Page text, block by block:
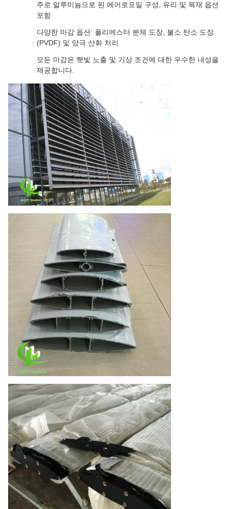
주로 알루미늄으로 된 에어로포일 구성, 유리 및 목재 옵션
포함
다양한 마감 옵션: 폴리에스터 분체 도장, 불소 탄소 도장
(PVDF) 및 양극 산화 처리
모든 마감은 햇빛 노출 및 기상 조건에 대한 우수한 내성을
제공합니다.